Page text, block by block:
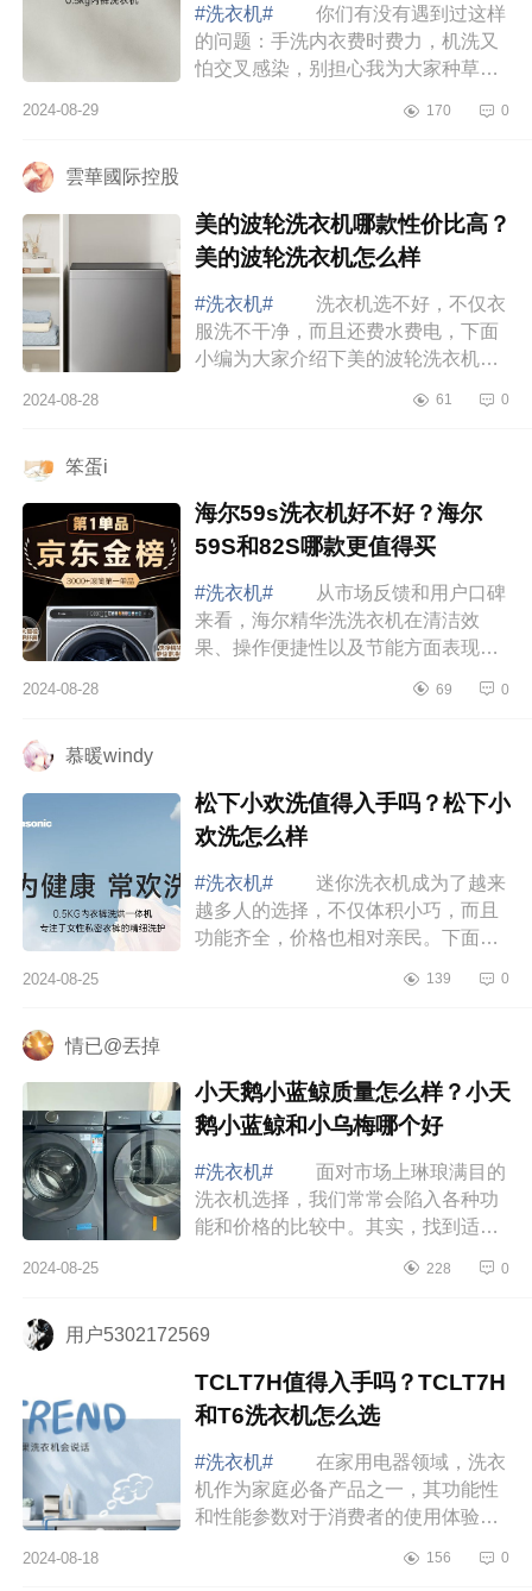
#洗衣机#
你们有没有遇到过这样
的问题：手洗内衣费时费力，机洗又
怕交叉感染，别担心我为大家种草一
介绍下小吉内衣洗衣机怎么样？小吉
2024-08-29 170 0
雲華國际控股
美的波轮洗衣机哪款性价比高？
美的波轮洗衣机怎么样
#洗衣机#
洗衣机选不好，不仅衣
服洗不干净，而且还费水费电，下面
小编为大家介绍下美的波轮洗衣机哪
样 美的波轮洗衣机哪款性价比
2024-08-28 61 0
笨蛋i
海尔59s洗衣机好不好？海尔
59S和82S哪款更值得买
#洗衣机#
从市场反馈和用户口碑
来看，海尔精华洗洗衣机在清洁效
果、操作便捷性以及节能方面表现得
性价比高，还深受用户的好评。下面
2024-08-28 69 0
慕暖windy
松下小欢洗值得入手吗？松下小
欢洗怎么样
#洗衣机#
迷你洗衣机成为了越来
越多人的选择，不仅体积小巧，而且
功能齐全，价格也相对亲民。下面小
吗？松下小欢洗怎么样 松下小欢
2024-08-25 139 0
情已@丟掉
小天鹅小蓝鲸质量怎么样？小天
鹅小蓝鲸和小乌梅哪个好
#洗衣机#
面对市场上琳琅满目的
洗衣机选择，我们常常会陷入各种功
能和价格的比较中。其实，找到适合
的考量，而是要找到那个最符合自己
2024-08-25 228 0
用户5302172569
TCLT7H值得入手吗？TCLT7H
和T6洗衣机怎么选
#洗衣机#
在家用电器领域，洗衣
机作为家庭必备产品之一，其功能性
和性能参数对于消费者的使用体验至
TCLT7H值得入手吗？TCLT7H和T6
2024-08-18 156 0